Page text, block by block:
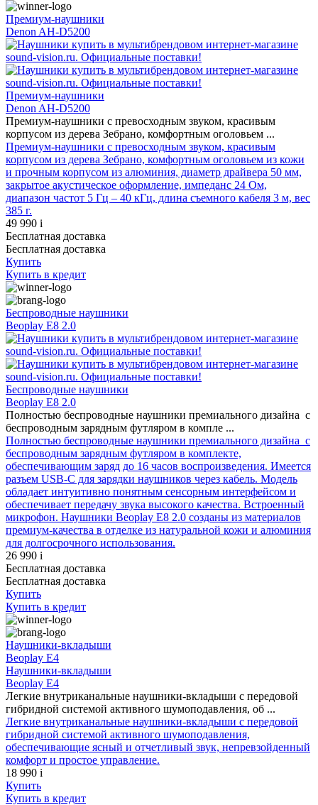
Премиум-наушники
Denon AH-D5200
Премиум-наушники
Denon AH-D5200
Премиум-наушники с превосходным звуком, красивым
корпусом из дерева Зебрано, комфортным оголовьем ...
Премиум-наушники с превосходным звуком, красивым
корпусом из дерева Зебрано, комфортным оголовьем из кожи
и прочным корпусом из алюминия, диаметр драйвера 50 мм,
закрытое акустическое оформление, импеданс 24 Ом,
диапазон частот 5 Гц – 40 кГц, длина съемного кабеля 3 м, вес
385 г.
49 990 i
Бесплатная доставка
Бесплатная доставка
Купить
Купить в кредит
Беспроводные наушники
Beoplay E8 2.0
Беспроводные наушники
Beoplay E8 2.0
Полностью беспроводные наушники премиального дизайна с
беспроводным зарядным футляром в компле ...
Полностью беспроводные наушники премиального дизайна с
беспроводным зарядным футляром в комплекте,
обеспечивающим заряд до 16 часов воспроизведения. Имеется
разъем USB-C для зарядки наушников через кабель. Модель
обладает интуитивно понятным сенсорным интерфейсом и
обеспечивает передачу звука высокого качества. Встроенный
микрофон. Наушники Beoplay E8 2.0 созданы из материалов
премиум-качества в отделке из натуральной кожи и алюминия
для долгосрочного использования.
26 990 i
Бесплатная доставка
Бесплатная доставка
Купить
Купить в кредит
Наушники-вкладыши
Beoplay E4
Наушники-вкладыши
Beoplay E4
Легкие внутриканальные наушники-вкладыши с передовой
гибридной системой активного шумоподавления, об ...
Легкие внутриканальные наушники-вкладыши с передовой
гибридной системой активного шумоподавления,
обеспечивающие ясный и отчетливый звук, непревзойденный
комфорт и простое управление.
18 990 i
Купить
Купить в кредит